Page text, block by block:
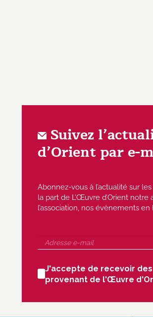
Suivez
d’Orient par e-
Abonnez-vous à l’actualité sur
la part de L’Œuvre d’Orient notre
l’association, nos évènements en
J'accepte de recevoir
provenant de l'Œuvre